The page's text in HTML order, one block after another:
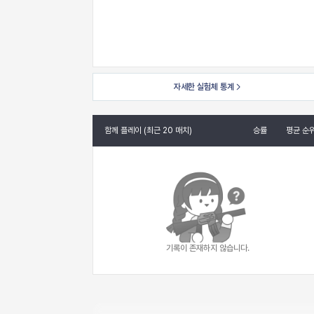
자세한 실험체 통계
함께 플레이 (최근 20 매치) 승률 평균 순
기록이 존재하지 않습니다.